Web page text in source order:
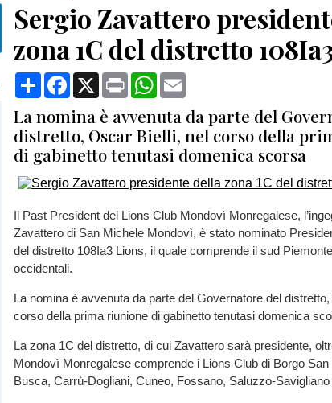
Sergio Zavattero
zona 1C del distretto
CondividiFacebook
X Print WhatsApp
La nomina è avvenuta da parte del
distretto, Oscar Bielli, nel corso della
di gabinetto tenutasi domenica scorsa
Il Past President del Lions Club Mondovì Monregalese,
Zavattero di San Michele Mondovì, è stato nominato
del distretto 108Ia3 Lions, il quale comprende il sud
occidentali.
La nomina è avvenuta da parte del Governatore del
corso della prima riunione di gabinetto tenutasi domenica
La zona 1C del distretto, di cui Zavattero sarà presidente,
Mondovì Monregalese comprende i Lions Club di Borgo
Busca, Carrù-Dogliani, Cuneo, Fossano, Saluzzo-